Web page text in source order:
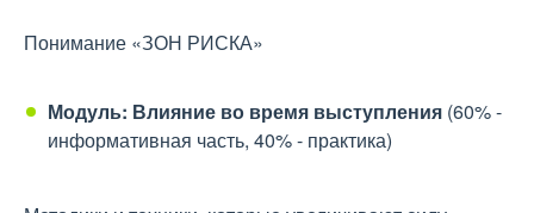
Понимание «ЗОН РИСКА»
Модуль: Влияние во время выступления (60% -
информативная часть, 40% - практика)